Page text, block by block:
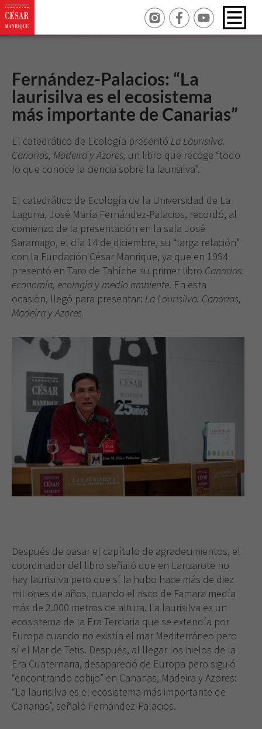
Fernández-Palacios: “La
laurisilva es el ecosistema
más importante de Canarias”
El catedrático de Ecología presentó La Laurisilva.
Canarias, Madeira y Azores, un libro que recoge “todo
lo que conoce la ciencia sobre la laurisilva”.
El catedrático de Ecología de la Universidad de La
Laguna, José María Fernández-Palacios, recordó, al
comienzo de la presentación en la sala José
Saramago, el día 14 de diciembre, su “larga relación”
con la Fundación César Manrique, ya que en 1994
presentó en Taro de Tahíche su primer libro Canarias:
economía, ecología y medio ambiente. En esta
ocasión, llegó para presentar: La Laurisilva. Canarias,
Madeira y Azores.
Después de pasar el capítulo de agradecimientos, el
coordinador del libro señaló que en Lanzarote no
hay laurisilva pero que sí la hubo hace más de diez
millones de años, cuando el risco de Famara medía
más de 2.000 metros de altura. La laurisilva es un
ecosistema de la Era Terciaria que se extendía por
Europa cuando no existía el mar Mediterráneo pero
sí el Mar de Tetis. Después, al llegar los hielos de la
Era Cuaternaria, desapareció de Europa pero siguió
“encontrando cobijo” en Canarias, Madeira y Azores:
“La laurisilva es el ecosistema más importante de
Canarias”, señaló Fernández-Palacios.